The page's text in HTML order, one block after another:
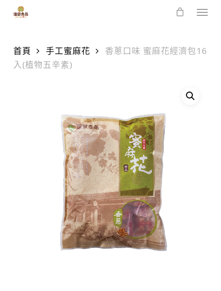
首頁 手工蜜麻花
香蔥口味 蜜麻花經濟包16
入(植物五辛素)